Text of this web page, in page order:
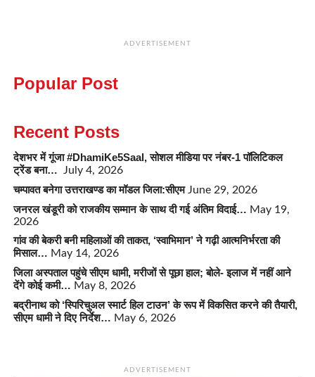
ADVERTISEMENT
Popular Post
Recent Posts
देशभर में गूंजा #DhamiKe5Saal, सोशल मीडिया पर नंबर-1 पॉलिटिकल
ट्रेंड बना…
July 4, 2026
चम्पावत बनेगा उत्तराखण्ड का मॉडल जिला:सीएम June 29, 2026
जनरल खंडूरी को राजकीय सम्मान के साथ दी गई अंतिम विदाई… May 19,
2026
गांव की बेकरी बनी महिलाओं की ताकत, ‘स्वाभिमान’ ने गढ़ी आत्मनिर्भरता की
मिसाल… May 14, 2026
जिला अस्पताल पहुंचे सीएम धामी, मरीजों से पूछा हाल; बोले- इलाज में नहीं आने
देंगे कोई कमी… May 8, 2026
बद्रीनाथ को ‘स्पिरिचुअल स्मार्ट हिल टाउन’ के रूप में विकसित करने की तैयारी,
सीएम धामी ने दिए निर्देश… May 6, 2026
ADVERTISEMENT